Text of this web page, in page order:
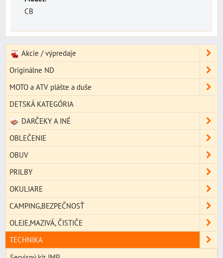
CB
Akcie / výpredaje
Originálne ND
MOTO a ATV plášte a duše
DETSKÁ KATEGÓRIA
DARČEKY A INÉ
OBLEČENIE
OBUV
PRILBY
OKULIARE
CAMPING,BEZPEČNOSŤ
OLEJE,MAZIVÁ, ČISTIČE
TECHNIKA